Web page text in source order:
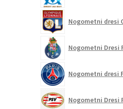
Nogometni dresi
Nogometni Dresi
Nogometni dresi
Nogometni Dresi